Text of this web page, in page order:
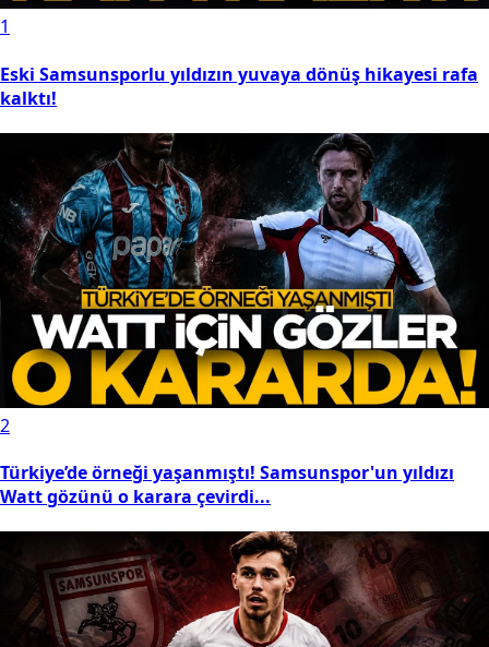
1
Eski Samsunsporlu yıldızın yuvaya dönüş hikayesi rafa
kalktı!
2
Türkiye’de örneği yaşanmıştı! Samsunspor'un yıldızı
Watt gözünü o karara çevirdi...